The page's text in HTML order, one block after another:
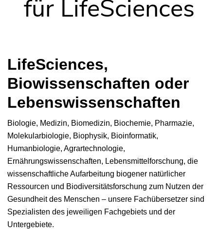
für LifeSciences
LifeSciences,
Biowissenschaften oder
Lebenswissenschaften
Biologie, Medizin, Biomedizin, Biochemie, Pharmazie,
Molekularbiologie, Biophysik, Bioinformatik,
Humanbiologie, Agrartechnologie,
Ernährungswissenschaften, Lebensmittelforschung, die
wissenschaftliche Aufarbeitung biogener natürlicher
Ressourcen und Biodiversitätsforschung zum Nutzen der
Gesundheit des Menschen – unsere Fachübersetzer sind
Spezialisten des jeweiligen Fachgebiets und der
Untergebiete.